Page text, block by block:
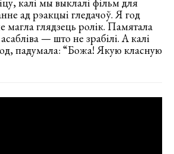
калі мы выклалі фільм для
ад рэакцыі гледачоў. Я год
магла глядзець ролік. Памятала
— што не зрабілі. А калі
падумала: “Божа! Якую класную